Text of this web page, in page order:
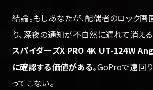
結論。もしあなたが、配偶者のロック
り、深夜の通知が不自然に遅れて消え
スパイダーズX PRO 4K UT-124W
に確認する価値がある。GoProで遠回
ってこない。